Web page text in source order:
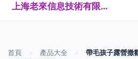
上海老來信息技術有限公司
首頁 產品大全
帶毛孩子露營撒